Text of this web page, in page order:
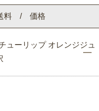
料 / 価格
ューリップ オレンジジュ